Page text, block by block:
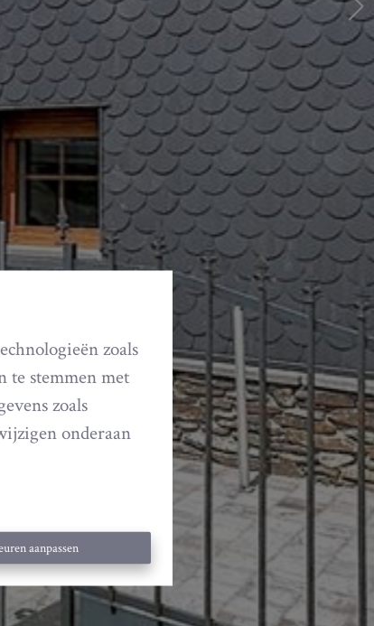
zoals
te stemmen met
zoals
onderaan
aanpassen